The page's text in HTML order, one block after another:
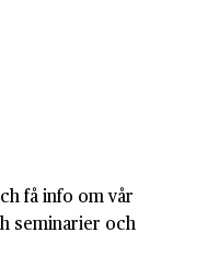
få info om vår
seminarier och